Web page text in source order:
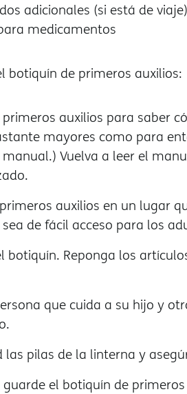
adicionales (si está de viaje)
medicamentos
botiquín de primeros auxilios:
auxilios para saber
mayores como para
Vuelva a leer el
auxilios en un lugar
de fácil acceso para los
botiquín. Reponga los
que cuida a su hijo y
las pilas de la linterna y
guarde el botiquín de